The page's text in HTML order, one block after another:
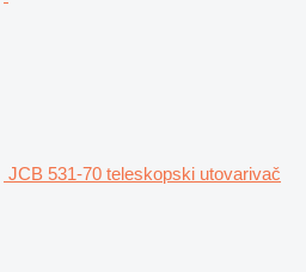
JCB 531-70 teleskopski utovarivač